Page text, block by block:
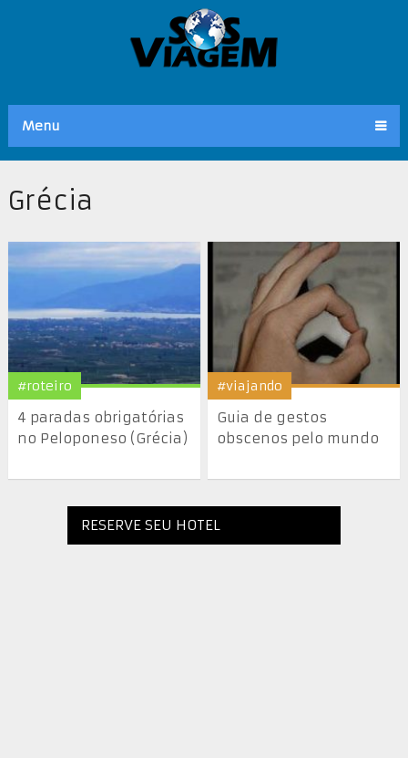
Menu
Grécia
#roteiro
4 paradas obrigatórias
no Peloponeso (Grécia)
#viajando
Guia de gestos
obscenos pelo mundo
RESERVE SEU HOTEL